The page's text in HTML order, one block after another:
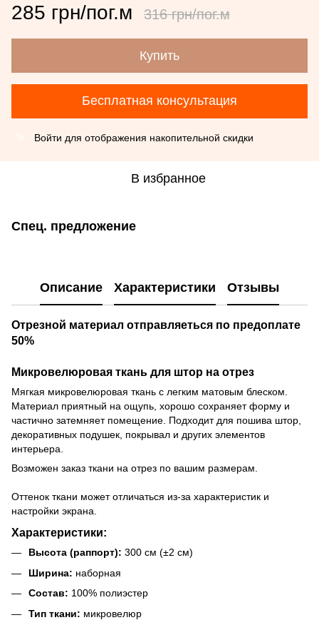
285 грн/пог.м 316 грн/пог.м
Купить
Бесплатная консультация
Войти для отображения накопительной скидки
В избранное
Спец. предложение
Описание Характеристики Отзывы
Отрезной материал отправляеться по предоплате
50%
Микровелюровая ткань для штор на отрез
Мягкая микровелюровая ткань с легким матовым блеском.
Материал приятный на ощупь, хорошо сохраняет форму и
частично затемняет помещение. Подходит для пошива штор,
декоративных подушек, покрывал и других элементов
интерьера.
Возможен заказ ткани на отрез по вашим размерам.
Оттенок ткани может отличаться из-за характеристик и
настройки экрана.
Характеристики:
Высота (раппорт): 300 см (±2 см)
Ширина: наборная
Состав: 100% полиэстер
Тип ткани: микровелюр